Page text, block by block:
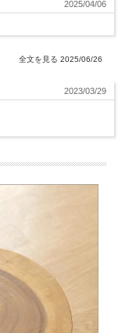
2025/04/06
2025/06/26
2023/03/29